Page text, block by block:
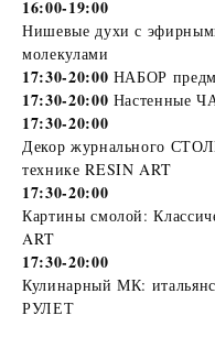
16:00-19:00
Нишевые духи с
молекулами
17:30-20:00 НАБОР
17:30-20:00 Настенные
17:30-20:00
Декор журнального
технике RESIN ART
17:30-20:00
Картины смолой:
ART
17:30-20:00
Кулинарный МК:
РУЛЕТ